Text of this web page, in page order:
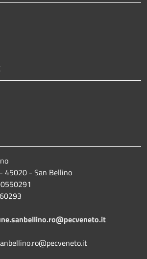
45020 - San Bellino